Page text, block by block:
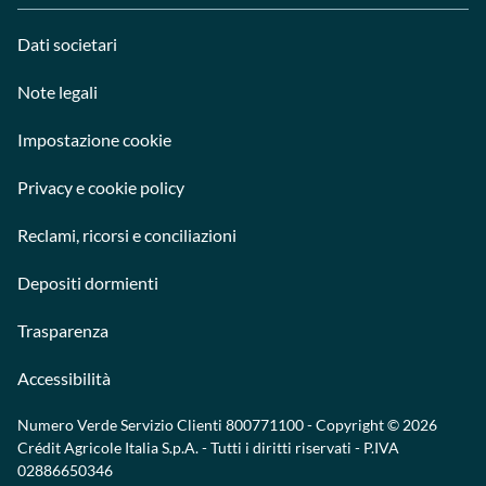
Dati societari
Note legali
Impostazione cookie
Privacy e cookie policy
Reclami, ricorsi e conciliazioni
Depositi dormienti
Trasparenza
Accessibilità
Numero Verde Servizio Clienti 800771100- Copyright © 2026
Crédit Agricole Italia S.p.A. - Tutti i diritti riservati - P.IVA
02886650346